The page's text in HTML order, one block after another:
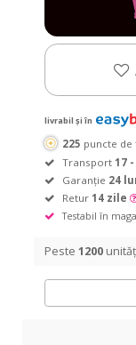
livrabil și în
225 puncte
Transport 17
Garanție 24
Retur 14 zile
Testabil în
Peste 1200